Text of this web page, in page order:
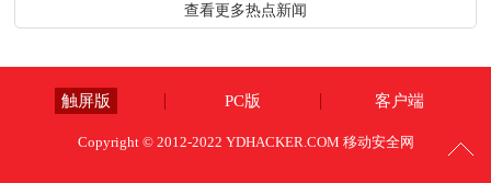
查看更多热点新闻
触屏版 PC版 客户端
Copyright © 2012-2022 YDHACKER.COM 移动安全网